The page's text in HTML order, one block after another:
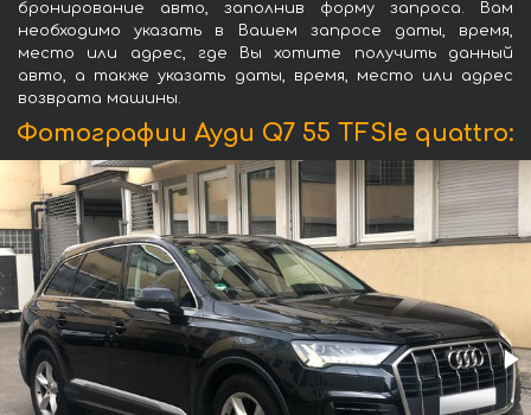
бронирование авто, заполнив форму запроса. Вам
необходимо указать в Вашем запросе даты, время,
место или адрес, где Вы хотите получить данный
авто, а также указать даты, время, место или адрес
возврата машины.
Фотографии Ауди Q7 55 TFSIe quattro: